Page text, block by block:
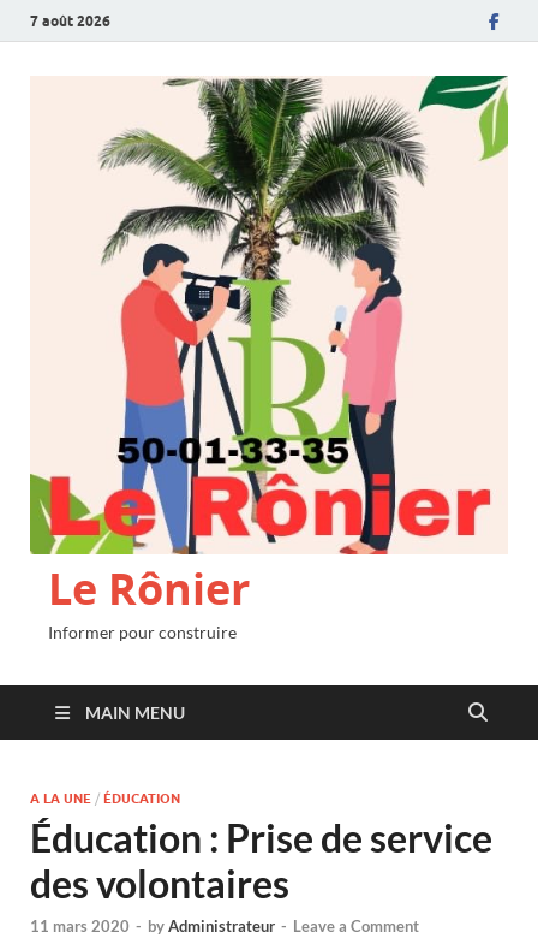
7 août 2026
Le Rônier
Informer pour construire
MAIN MENU
A LA UNE / ÉDUCATION
Éducation : Prise de service
des volontaires
11 mars 2020 - byAdministrateur - Leave a Comment